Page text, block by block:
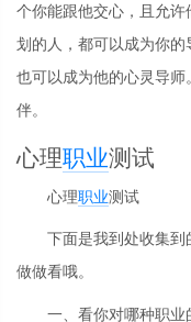
个你能跟他交心，且允
划的人，都可以成为你
也可以成为他的心灵导
伴。
心理职业测试
心理职业测试
下面是我到处收集
做做看哦。
一、看你对哪种职